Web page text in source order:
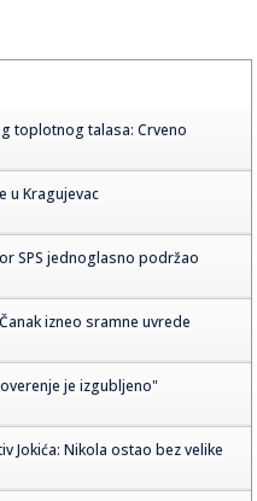
toplotnog talasa: Crveno
u Kragujevac
SPS jednoglasno podržao
izneo sramne uvrede
je izgubljeno"
Jokića: Nikola ostao bez velike